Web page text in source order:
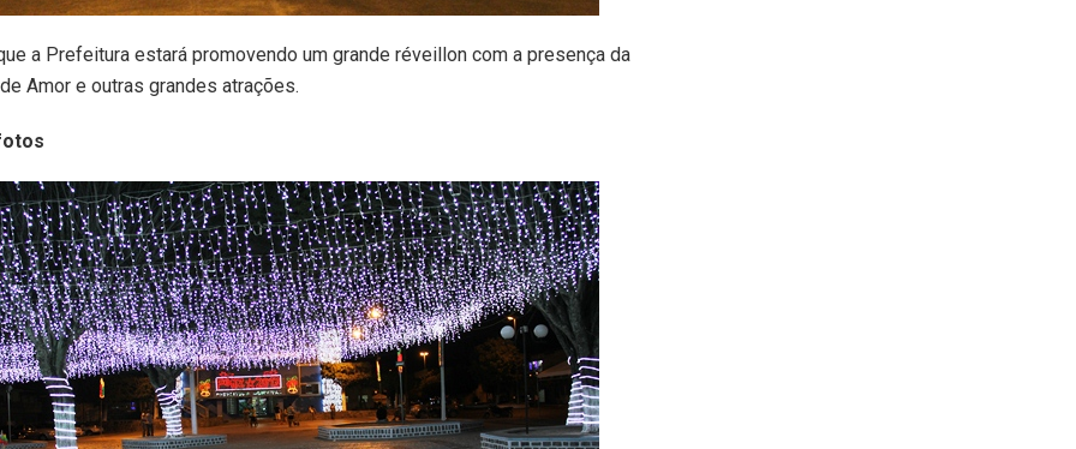
a Prefeitura estará promovendo um grande réveillon com a presença da
Amor e outras grandes atrações.